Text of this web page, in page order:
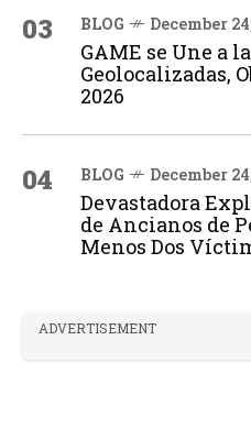
03 BLOG December
GAME se Une a
Geolocalizadas,
2026
04 BLOG December
Devastadora
de Ancianos de
Menos Dos
ADVERTISEMENT